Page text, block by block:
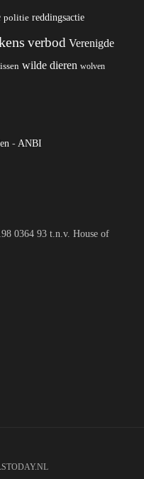
politie reddingsactie
verbod Verenigde
wilde dieren wolven
- ANBI
0364 93 t.n.v. House of